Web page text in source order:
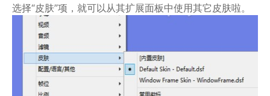
选择“皮肤”项，就可以从其扩展面板中使用其它皮肤啦。